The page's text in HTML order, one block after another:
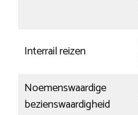
Interrail reizen
Noemenswaardige
bezienswaardigheid